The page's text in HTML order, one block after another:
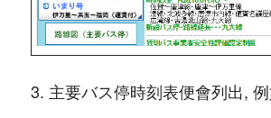
3. 主要バス停時刻表便會列出,